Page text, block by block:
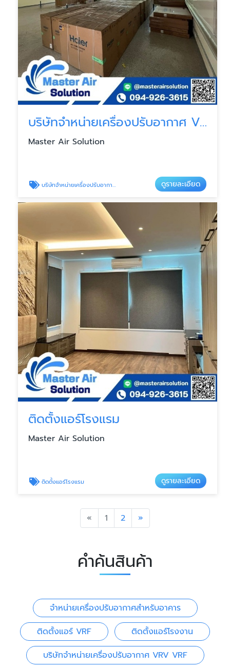
บริษัทจำหน่ายเครื่องปรับอากาศ VRV VRF
Master Air Solution
บริษัทจำหน่ายเครื่องปรับอากาศ VRV VRF ดูรายละเอียด
ติดตั้งแอร์โรงแรม
Master Air Solution
ติดตั้งแอร์โรงแรม ดูรายละเอียด
« Previous
1 2 »
คำค้นสินค้า
จำหน่ายเครื่องปรับอากาศสำหรับอาคาร
ติดตั้งแอร์ VRF
ติดตั้งแอร์โรงงาน
บริษัทจำหน่ายเครื่องปรับอากาศ VRV VRF